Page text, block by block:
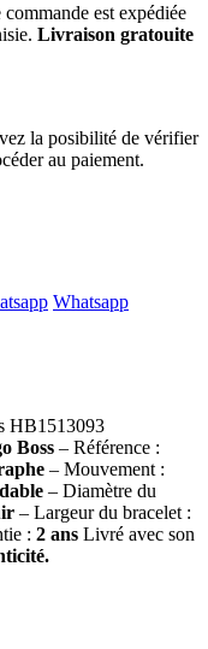
est expédiée
Livraison gratouite
la posibilité de vérifier
au paiement.
Whatsapp
HB1513093
Boss – Référence :
– Mouvement :
– Diamètre du
– Largeur du bracelet :
: 2 ans Livré avec son